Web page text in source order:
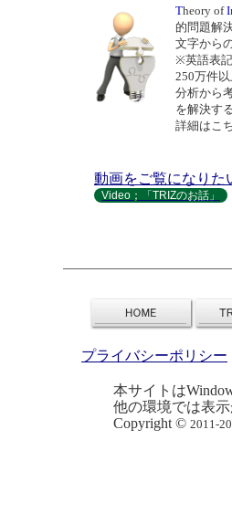
Theory of I
的問題解
文字から
※英語表記
250万件
分析から
を解決す
詳細は
動画をご覧になりた
Video；「TRIZのお話」
プライバシーポリシー
本サイトは
他の環境では表
Copyright © 2011-